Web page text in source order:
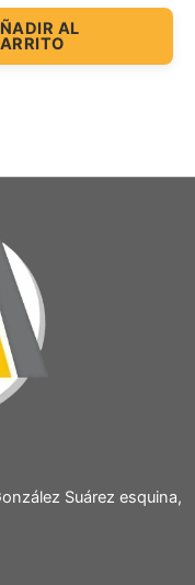
AL
Suárez esquina,